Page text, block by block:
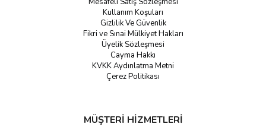
Kullanım Koşuları
Gizlilik Ve Güvenlik
Fikri ve Sınai Mülkiyet Hakları
Üyelik Sözleşmesi
Cayma Hakkı
KVKK Aydınlatma Metni
Çerez Politikası
MÜŞTERİ HİZMETLERİ